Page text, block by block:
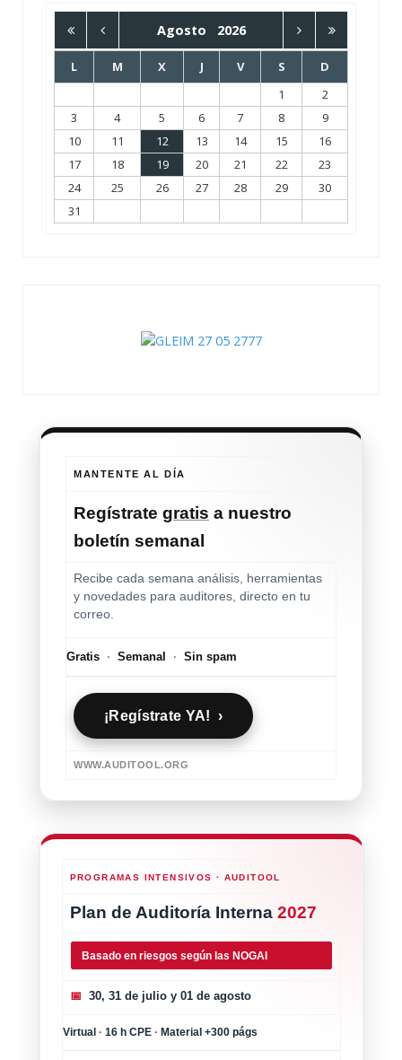
Agosto 2026
L M X J V S
D
1
2
3
4 5 6 7 8
9
10
11 12 13 14 15
16
17
18 19 20 21 22
23
24
25 26 27 28 29
30
31
MANTENTE AL DÍA
Regístrate gratis a nuestro
boletín semanal
Recibe cada semana análisis, herramientas
y novedades para auditores, directo en tu
correo.
Gratis · Semanal · Sin spam
¡Regístrate YA! ›
WWW.AUDITOOL.ORG
PROGRAMAS INTENSIVOS · AUDITOOL
Plan de Auditoría Interna 2027
Basado en riesgos según las NOGAI
📅 30, 31 de julio y 01 de agosto
Virtual · 16 h CPE · Material +300 págs